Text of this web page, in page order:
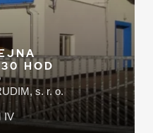
HOD
s. r. o.
IV